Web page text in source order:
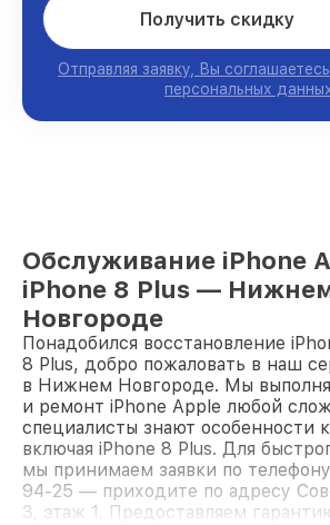
Получить скидку
Отправляя заявку, Вы
персональных
Обслуживание iPhone
iPhone 8 Plus —
Новгороде
Понадобился восстановление
8 Plus, добро пожаловать в наш
в Нижнем Новгороде. Мы
и ремонт iPhone Apple любой
специалисты знают особенности
включая iPhone 8 Plus. Для
мы принимаем заявки по
94-25 — приходите по адресу
3, этаж 1. Предоставляем